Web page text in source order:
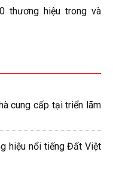
thương hiệu trong và
cung cấp tại triển lãm
hiệu nổi tiếng Đất Việt